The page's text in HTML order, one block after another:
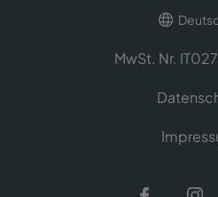
MwSt. Nr.